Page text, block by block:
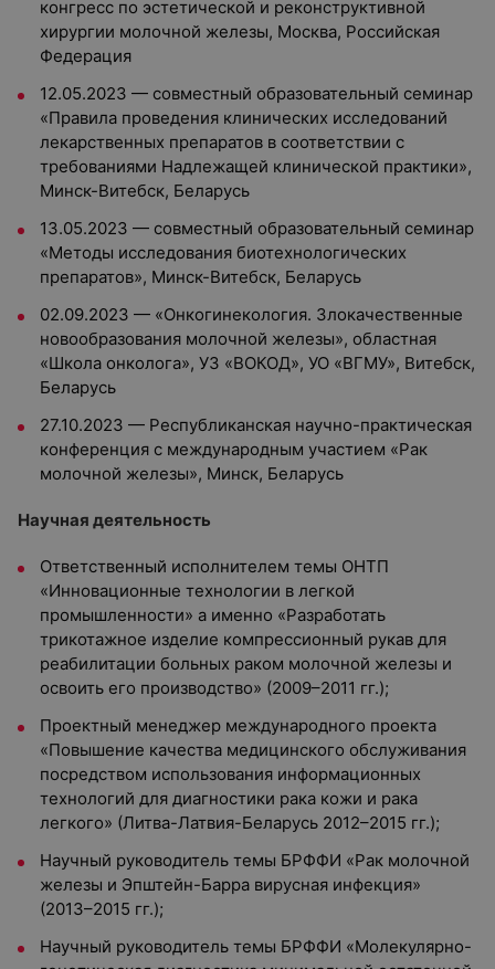
конгресс по эстетической и реконструктивной
хирургии молочной железы, Москва, Российская
Федерация
12.05.2023 — совместный образовательный семинар
«Правила проведения клинических исследований
лекарственных препаратов в соответствии с
требованиями Надлежащей клинической практики»,
Минск-Витебск, Беларусь
13.05.2023 — совместный образовательный семинар
«Методы исследования биотехнологических
препаратов», Минск-Витебск, Беларусь
02.09.2023 — «Онкогинекология. Злокачественные
новообразования молочной железы», областная
«Школа онколога», УЗ «ВОКОД», УО «ВГМУ», Витебск,
Беларусь
27.10.2023 — Республиканская научно-практическая
конференция с международным участием «Рак
молочной железы», Минск, Беларусь
Научная деятельность
Ответственный исполнителем темы ОНТП
«Инновационные технологии в легкой
промышленности» а именно «Разработать
трикотажное изделие компрессионный рукав для
реабилитации больных раком молочной железы и
освоить его производство» (2009–2011 гг.);
Проектный менеджер международного проекта
«Повышение качества медицинского обслуживания
посредством использования информационных
технологий для диагностики рака кожи и рака
легкого» (Литва-Латвия-Беларусь 2012–2015 гг.);
Научный руководитель темы БРФФИ «Рак молочной
железы и Эпштейн-Барра вирусная инфекция»
(2013–2015 гг.);
Научный руководитель темы БРФФИ «Молекулярно-